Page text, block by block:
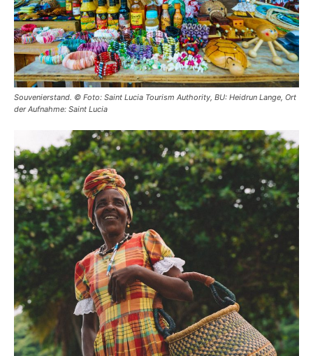
Souvenierstand. © Foto: Saint Lucia Tourism Authority, BU: Heidrun Lange, Ort
der Aufnahme: Saint Lucia